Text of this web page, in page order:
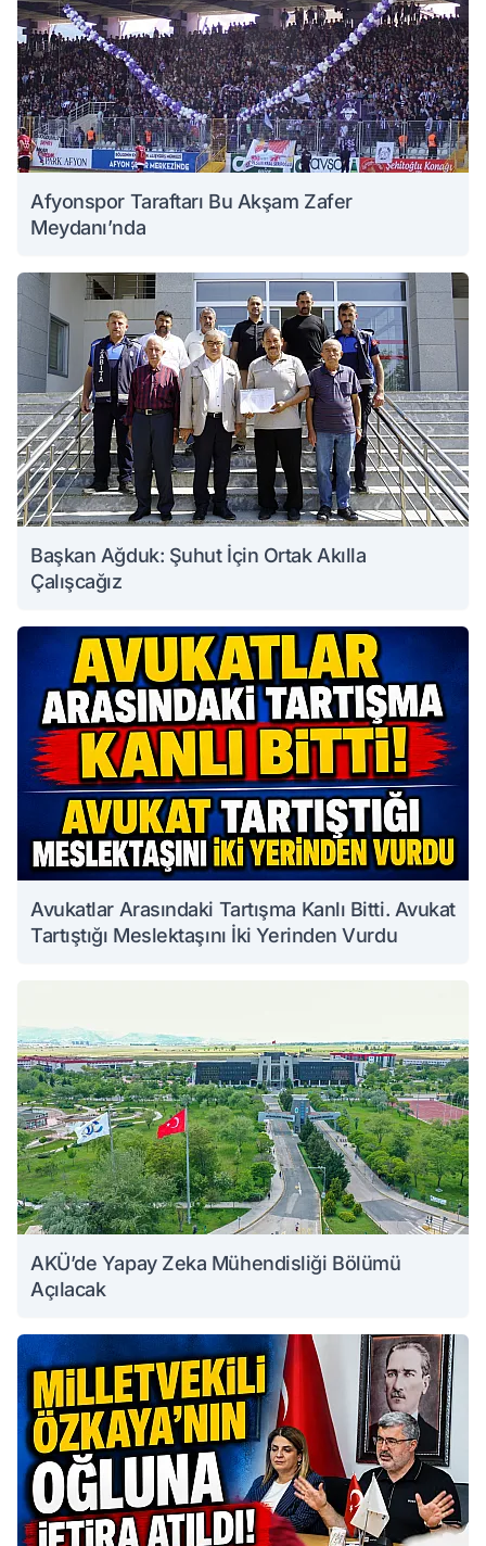
Afyonspor Taraftarı Bu Akşam Zafer
Meydanı’nda
Başkan Ağduk: Şuhut İçin Ortak Akılla
Çalışcağız
Avukatlar Arasındaki Tartışma Kanlı Bitti. Avukat
Tartıştığı Meslektaşını İki Yerinden Vurdu
AKÜ’de Yapay Zeka Mühendisliği Bölümü
Açılacak